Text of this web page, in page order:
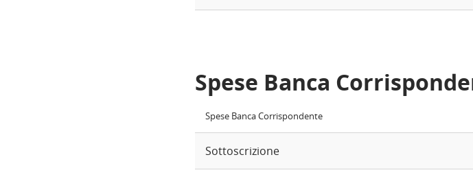
Spese Banca
Spese Banca Corrispondente
Sottoscrizione